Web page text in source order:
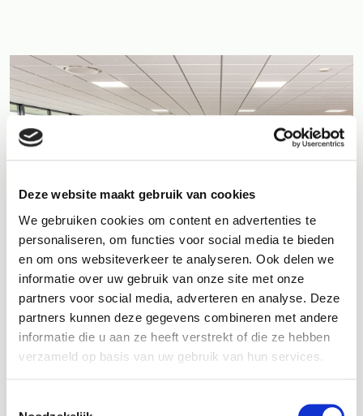
Deze website maakt gebruik van cookies
We gebruiken cookies om content en advertenties te
personaliseren, om functies voor social media te bieden
en om ons websiteverkeer te analyseren. Ook delen we
informatie over uw gebruik van onze site met onze
partners voor social media, adverteren en analyse. Deze
partners kunnen deze gegevens combineren met andere
informatie die u aan ze heeft verstrekt of die ze hebben
verzameld op basis van uw gebruik van hun services.
Wat is slim: inruilen of zelf verkopen
inruilen of zelf verkopen
. Het antwoord hangt af van uw